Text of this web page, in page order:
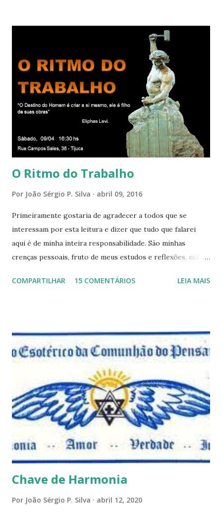
relacionamos e vai se ampliando e tocando os círculos
iluminados daqueles com que cooperamos, formando um
círculo cada vez maior de Paz e Harmonia. CONSAGRAÇÃO
DO APOSENTO Dentro do Círculo Infinito da Divina
Presença que me envolve inteiramente Afirmo: Há uma só
presença aqui: é a presença da Harmonia, que faz vibrar
todos os corações de Felicidade e Alegria. Quem quer que
aqui entre, sentirá as vibrações da Divina Harmonia. Há uma
só presença aqui: é a...
O Ritmo do Trabalho
Por João Sérgio P. Silva abril 09, 2016
Primeiramente gostaria de agradecer a todos que se
interessam por esta leitura e dizer que tudo que falarei
aqui é de minha inteira responsabilidade. São minhas
crenças pessoais, fruto de meus estudos e reflexões, mas
porque nem mesmo eu as tenho desta forma. Eu vos
e talvez contraditória a sua própria visão. Durante todo
este mês estaremos debatendo este tema e gostaríamos de
convida-lo a deixar seus comentários e reflexões no final
do texto clicando em novo comentário e acompanhar as
respostas e sugestões dos demais. Não estranhem o fato
de que teremos mais perguntas do que respostas, mais
reflexões do que formulações prontas, pois as perguntas
parecem contribuir mais para o aprendizado do que as
afirmações. Quem de nós pode de fato afirmar alguma coi...
COMPARTILHAR 15 COMENTÁRIOS LEIA MAIS
Chave de Harmonia
Por João Sérgio P. Silva abril 12, 2020